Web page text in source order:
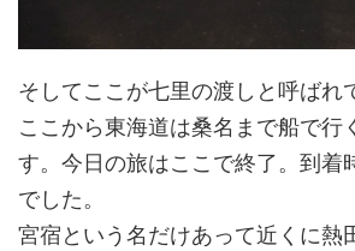
そしてここが七里の渡しと呼ばれ
ここから東海道は桑名まで船で行
す。今日の旅はここで終了。到着
でした。
宮宿という名だけあって近くに熱